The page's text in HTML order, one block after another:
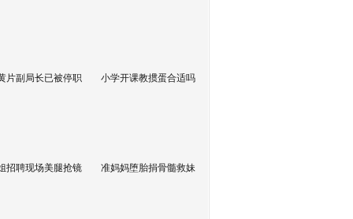
片副局长已被停职 小学开课教掼蛋合适吗
招聘现场美腿抢镜 准妈妈堕胎捐骨髓救妹